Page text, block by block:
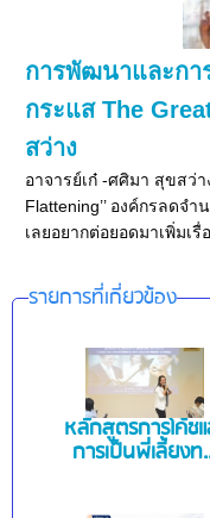
การพัฒนาและกา
กระแส The
สว่าง
อาจารย์เก๋ -ศศิมา สุขสว่า
Flattening’’ องค์กรลด
เลยอยากต่อยอดมาเพิ่มเ
รายการที่เกี่ยวข้อง
หลักสูตรการโค้ช
การเป็นพี่เลี้ยงท